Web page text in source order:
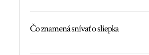
Čo znamená snívať o sliepka